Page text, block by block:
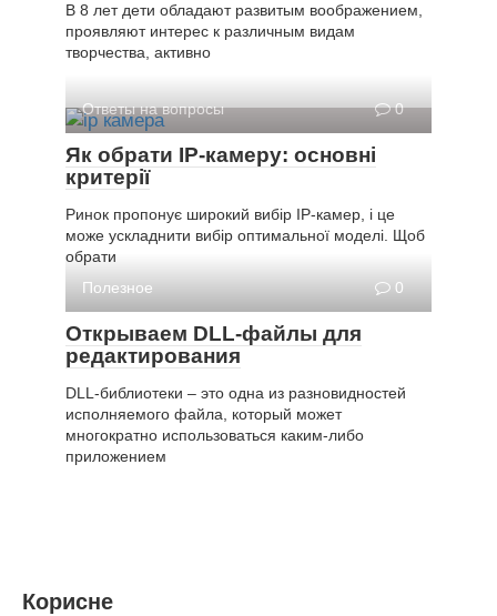
В 8 лет дети обладают развитым воображением,
проявляют интерес к различным видам
творчества, активно
Ответы на вопросы 0
Як обрати IP-камеру: основні
критерії
Ринок пропонує широкий вибір IP-камер, і це
може ускладнити вибір оптимальної моделі. Щоб
обрати
Полезное
0
Открываем DLL-файлы для
редактирования
DLL-библиотеки – это одна из разновидностей
исполняемого файла, который может
многократно использоваться каким-либо
приложением
Корисне